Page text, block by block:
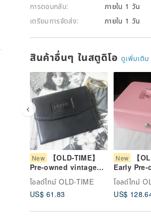
การตอบกลับ:
ภายใน 1 วัน
เตรียมการจัดส่ง:
ภายใน 1 วัน
สินค้าอื่นๆ ในสตูดิโอ ดูเพิ่มเติม
New
【OLD-TIME】
Pre-owned vintage
FERRE coin purse
โอลด์ไทม์ OLD-TIME
US$ 61.83
New
【
Early Pre-
Metal Pink
Money
โอลด์ไทม์
US$